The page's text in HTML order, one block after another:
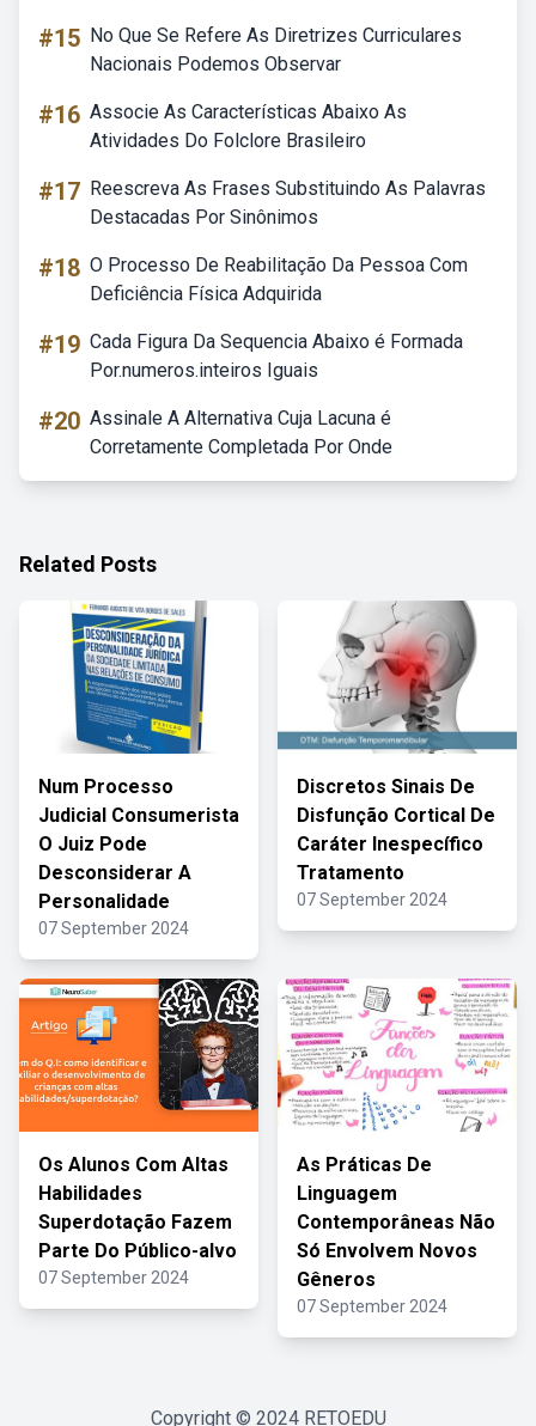
#15 No Que Se Refere As Diretrizes Curriculares
Nacionais Podemos Observar
#16 Associe As Características Abaixo As
Atividades Do Folclore Brasileiro
#17 Reescreva As Frases Substituindo As Palavras
Destacadas Por Sinônimos
#18 O Processo De Reabilitação Da Pessoa Com
Deficiência Física Adquirida
#19 Cada Figura Da Sequencia Abaixo é Formada
Por.numeros.inteiros Iguais
#20 Assinale A Alternativa Cuja Lacuna é
Corretamente Completada Por Onde
Related Posts
Num Processo
Judicial Consumerista
O Juiz Pode
Desconsiderar A
Personalidade
07 September 2024
Discretos Sinais De
Disfunção Cortical De
Caráter Inespecífico
Tratamento
07 September 2024
Os Alunos Com Altas
Habilidades
Superdotação Fazem
Parte Do Público-alvo
07 September 2024
As Práticas De
Linguagem
Contemporâneas Não
Só Envolvem Novos
Gêneros
07 September 2024
Copyright © 2024 RETOEDU